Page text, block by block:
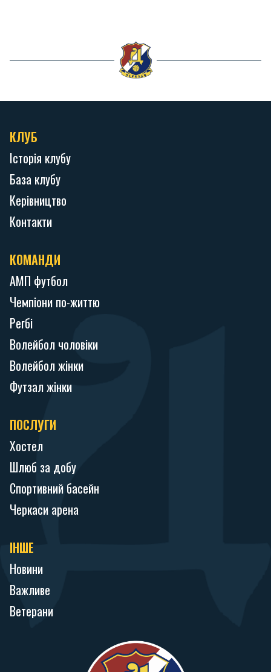
КЛУБ
Історія клубу
База клубу
Керівництво
Контакти
КОМАНДИ
АМП футбол
Чемпіони по-життю
Регбі
Волейбол чоловіки
Волейбол жінки
Футзал жінки
ПОСЛУГИ
Хостел
Шлюб за добу
Спортивний басейн
Черкаси арена
ІНШЕ
Новини
Важливе
Ветерани